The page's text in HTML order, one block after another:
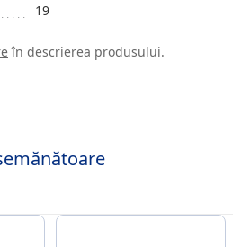
19
în descrierea produsului.